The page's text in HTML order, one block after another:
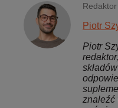
Piotr
Piotr
znaleźć